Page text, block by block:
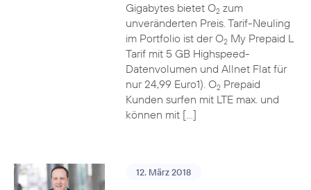
Gigabytes bietet O2zum
unveränderten Preis. Tarif-Neuling
im Portfolio ist der O2My Prepaid L
Tarif mit 5 GB Highspeed-
Datenvolumen und Allnet Flat für
nur 24,99 Euro1). O2Prepaid
Kunden surfen mit LTE max. und
können mit […]
12. März 2018